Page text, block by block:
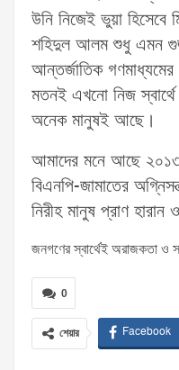
উনি নিজেই ভুয়া হিসেবে
শহিদুল আলম শুধু এমন
আন্তর্জাতিক
মতনই এখনো নিজ স্বার্থে
অনেক মানুষই আছে।
আমাদের মনে আছে
বিএনপি-জামাতের
নিরীহ মানুষ প্রাণ
জনগণের স্বার্থেই অরাজকতা ও
0
শেয়ার Facebook